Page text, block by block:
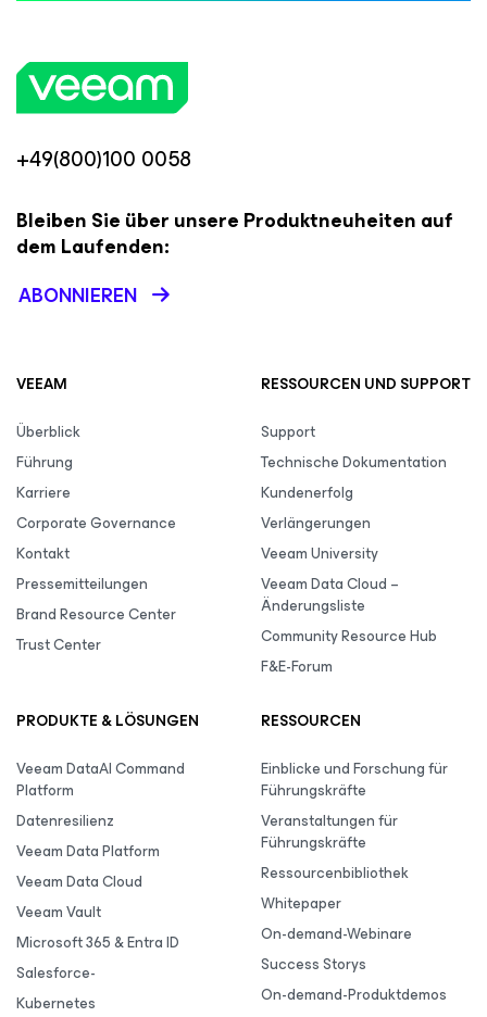
+49(800)100 0058
Bleiben Sie über unsere Produktneuheiten auf
dem Laufenden:
ABONNIEREN
VEEAM
Überblick
Führung
Karriere
Corporate Governance
Kontakt
Pressemitteilungen
Brand Resource Center
Trust Center
RESSOURCEN UND SUPPORT
Support
Technische Dokumentation
Kundenerfolg
Verlängerungen
Veeam University
Veeam Data Cloud –
Änderungsliste
Community Resource Hub
F&E-Forum
PRODUKTE & LÖSUNGEN
Veeam DataAI Command
Platform
Datenresilienz
Veeam Data Platform
Veeam Data Cloud
Veeam Vault
Microsoft 365 & Entra ID
Salesforce-
Kubernetes
RESSOURCEN
Einblicke und Forschung für
Führungskräfte
Veranstaltungen für
Führungskräfte
Ressourcenbibliothek
Whitepaper
On-demand-Webinare
Success Storys
On-demand-Produktdemos